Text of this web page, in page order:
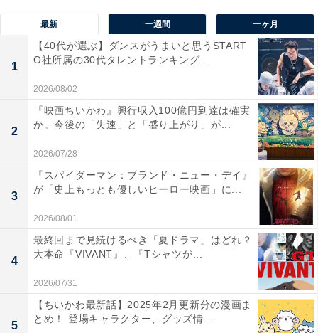
見た目から分かりやすく竜巻を扱った災害パニック映画
であり、1996年の『ツイスター』へのオマージュもあり
ますが、そちらと物語のつながりはほぼないので予備知
識なく見ても全く問題なく楽しめるでしょう。
かつて
『木曜洋画劇場』（テレビ東京系）で放送された古き良
き娯楽映画にまた出会えたようなうれしさでいっぱいに
なる、しかも映画館で見てこその没入感と迫力をたっぷ
りと味わえる内容となっていました。
最新 一週間 一ヶ月
1
【40代が選ぶ】ダンスがうまいと思うSTART
O社所属の30代タレントランキング...
2026/08/02
2
『映画ちいかわ』興行収入100億円到達は確実
か。今後の「失速」と「盛り上がり」が...
2026/07/28
3
『スパイダーマン：ブランド・ニュー・デイ』
が「史上もっとも優しいヒーロー映画」に...
2026/08/01
4
最終回まで見続けるべき「夏ドラマ」はどれ？
大本命『VIVANT』、『Tシャツが...
2026/07/31
5
【ちいかわ最新話】2025年2月更新分の漫画ま
とめ！ 登場キャラクター、グッズ情...